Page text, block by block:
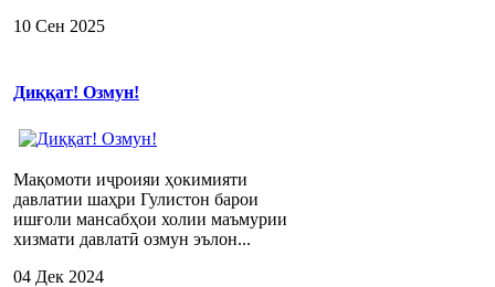
10 Сен 2025
Диққат! Озмун!
Мақомоти иҷроияи ҳокимияти
давлатии шаҳри Гулистон барои
ишғоли мансабҳои холии маъмурии
хизмати давлатӣ озмун эълон...
04 Дек 2024